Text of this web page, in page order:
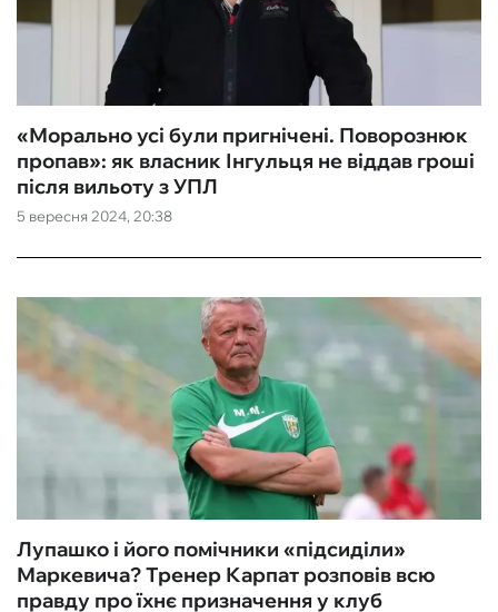
5 вересня 2024, 20:38
«Морально усі були пригнічені. Поворознюк
пропав»: як власник Інгульця не віддав гроші
після вильоту з УПЛ
Лупашко і його помічники «підсиділи»
Маркевича? Тренер Карпат розповів всю
правду про їхнє призначення у клуб